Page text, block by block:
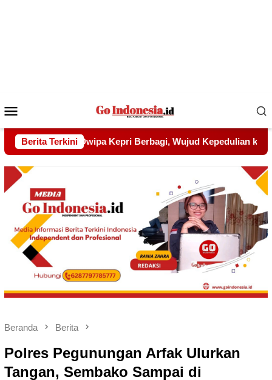
Mobile
Berita Terkini
Kepedulian kepada Pondok Tahfidz Yatim dan Dhuafa
Beranda Berita
Polres Pegunungan Arfak Ulurkan
Tangan, Sembako Sampai di